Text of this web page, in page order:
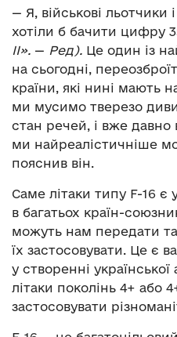
— Я, військові льотчики
хотіли б бачити цифру
II». — Ред). Це один із
на сьогодні,
країни, які нині мають
ми мусимо тверезо
стан речей, і вже давно
ми найреалістичніше
пояснив він.
Саме літаки типу F-16 є
в багатьох країн-
можуть нам передати
їх застосовувати. Це є
у створенні
літаки поколінь 4+ або
застосовувати